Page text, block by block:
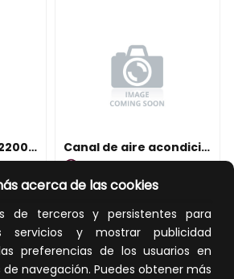
acerca de las cookies
de terceros y persistentes para
servicios y mostrar publicidad
preferencias de los usuarios en
navegación. Puedes obtener más
Curva ZIMAKLIMA 2200-1519 para canalización de condensados
€
Canal de aire acondicionado ZIMAKLIMA 1403-1254 mediana para instalaciones comerciales
REF:1403-1254
8,26 €
Impuestos no incluidos.
AÑADIR A LA CESTA